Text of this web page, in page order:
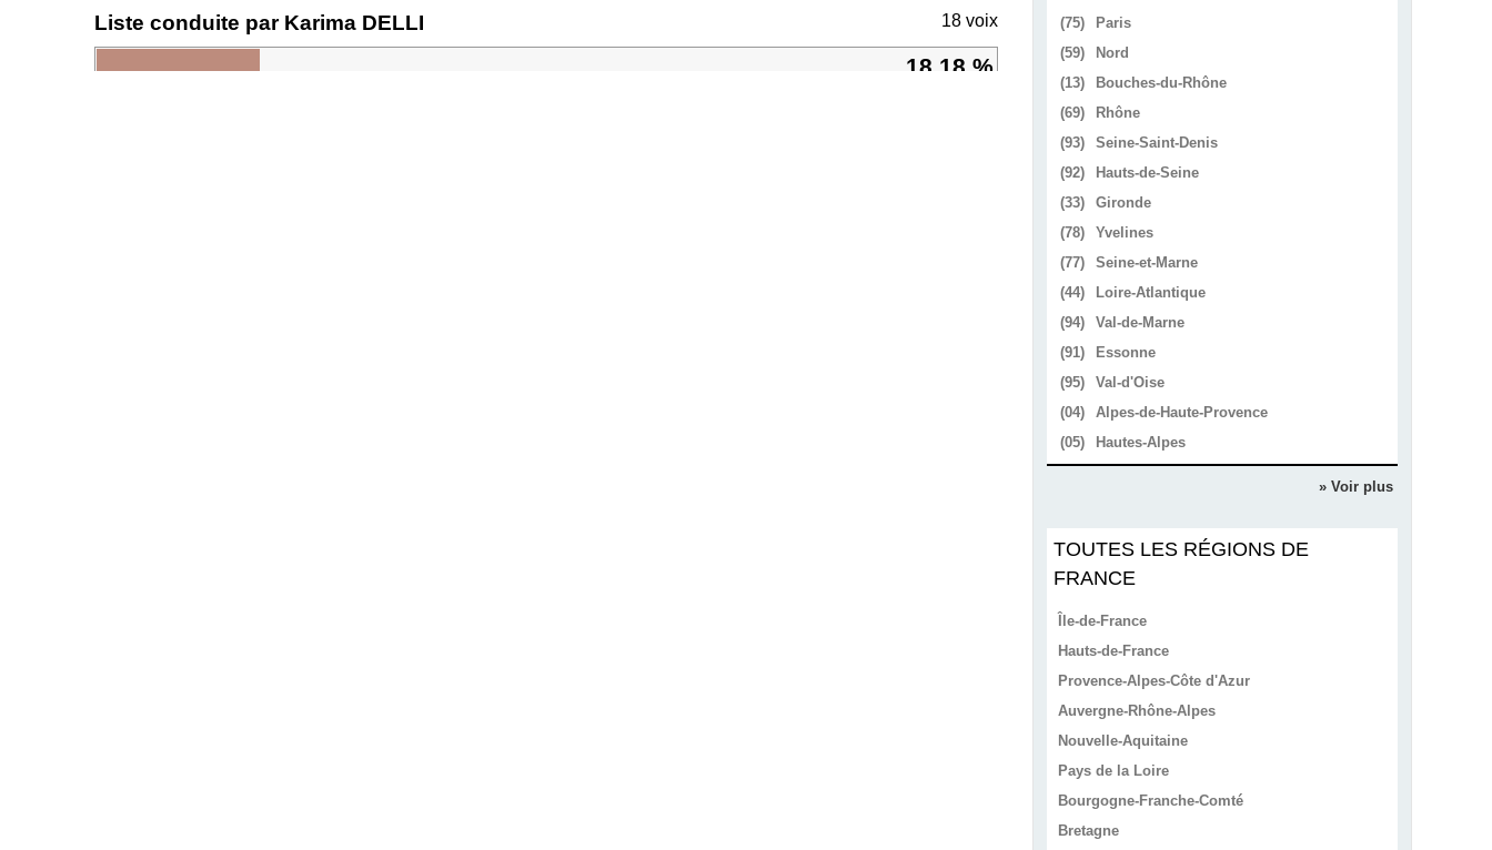
Liste conduite par Karima DELLI 18 voix
18,18 %
(75)
Paris
(59)
Nord
(13)
Bouches-du-Rhône
(69)
Rhône
(93)
Seine-Saint-Denis
(92)
Hauts-de-Seine
(33)
Gironde
(78)
Yvelines
(77)
Seine-et-Marne
(44)
Loire-Atlantique
(94)
Val-de-Marne
(91)
Essonne
(95)
Val-d'Oise
(04)
Alpes-de-Haute-Provence
(05)
Hautes-Alpes
» Voir plus
TOUTES LES RÉGIONS DE
FRANCE
Île-de-France
Hauts-de-France
Provence-Alpes-Côte d'Azur
Auvergne-Rhône-Alpes
Nouvelle-Aquitaine
Pays de la Loire
Bourgogne-Franche-Comté
Bretagne